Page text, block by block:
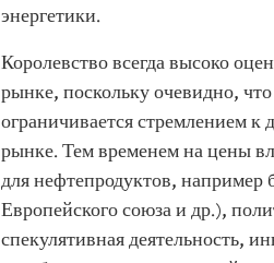
энергетики.
Королевство всегда высоко
рынке, поскольку очевидно,
ограничивается стремлением
рынке. Тем временем на цены
для нефтепродуктов,
Европейского союза и др.),
спекулятивная деятельность,